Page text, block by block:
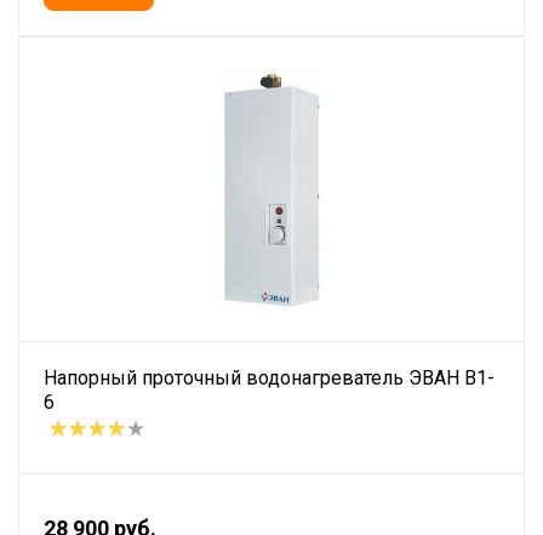
Напорный проточный водонагреватель ЭВАН В1-
6
28 900 руб.